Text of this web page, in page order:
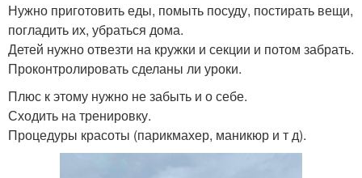
Нужно приготовить еды, помыть посуду, постирать вещи,
погладить их, убраться дома.
Детей нужно отвезти на кружки и секции и потом забрать.
Проконтролировать сделаны ли уроки.
Плюс к этому нужно не забыть и о себе.
Сходить на тренировку.
Процедуры красоты (парикмахер, маникюр и т д).